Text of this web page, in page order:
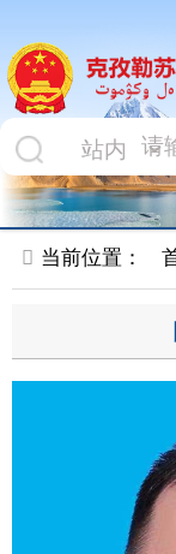
当前位置： 首页